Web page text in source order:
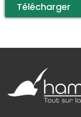
Télécharger